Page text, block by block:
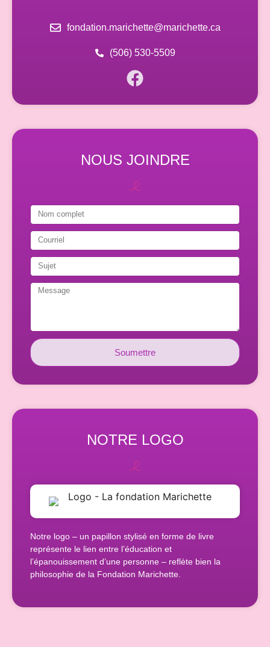
NOUS JOINDRE
Soumettre
fondation.marichette@marichette.ca
(506) 530-5509
NOTRE LOGO
Notre logo – un papillon stylisé en forme de livre
représente le lien entre l’éducation et
l’épanouissement d’une personne – reflète bien la
philosophie de la Fondation Marichette.